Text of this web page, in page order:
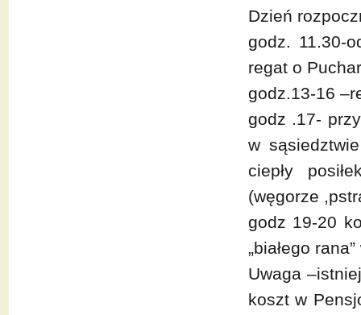
Dzień
godz. 11.30-
regat o
godz.13-16
godz .17-
w
ciepły
(węgorze
godz 19-20
„białego
Uwaga
koszt w